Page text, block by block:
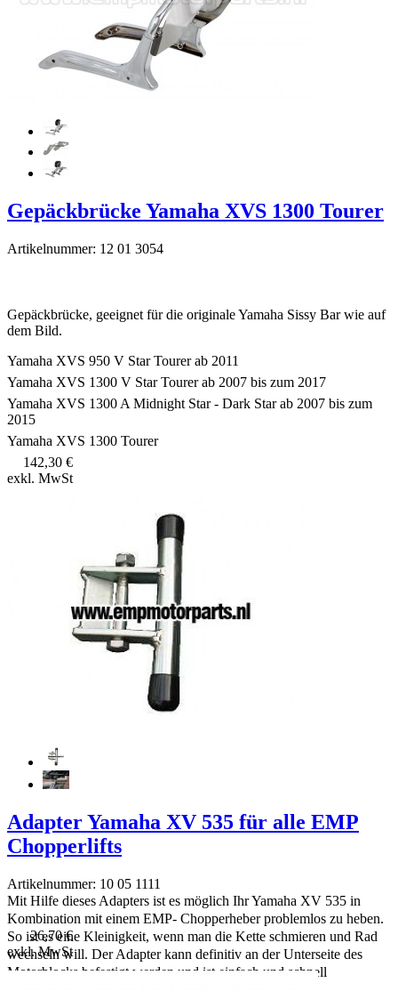
Gepäckbrücke Yamaha XVS 1300 Tourer
Artikelnummer: 12 01 3054
Gepäckbrücke, geeignet für die originale Yamaha Sissy Bar wie auf
dem Bild.
Yamaha XVS 950 V Star Tourer ab 2011
Yamaha XVS 1300 V Star Tourer ab 2007 bis zum 2017
Yamaha XVS 1300 A Midnight Star - Dark Star ab 2007 bis zum
2015
Yamaha XVS 1300 Tourer
142,30 €
exkl. MwSt
Adapter Yamaha XV 535 für alle EMP
Chopperlifts
Artikelnummer: 10 05 1111
Mit Hilfe dieses Adapters ist es möglich Ihr Yamaha XV 535 in
Kombination mit einem EMP- Chopperheber problemlos zu heben.
So ist es eine Kleinigkeit, wenn man die Kette schmieren und Rad
wechseln will. Der Adapter kann definitiv an der Unterseite des
Motorblocks befestigt werden und ist einfach und schnell
26,70 €
exkl. MwSt